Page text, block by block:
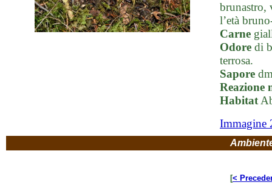
brunastro,
l’età
Carne
Odore di
terrosa.
Sapore
Reazione
Habitat
Immagine
[<